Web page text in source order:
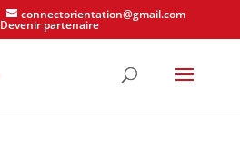
connectorientation@gmail.com
Devenir partenaire